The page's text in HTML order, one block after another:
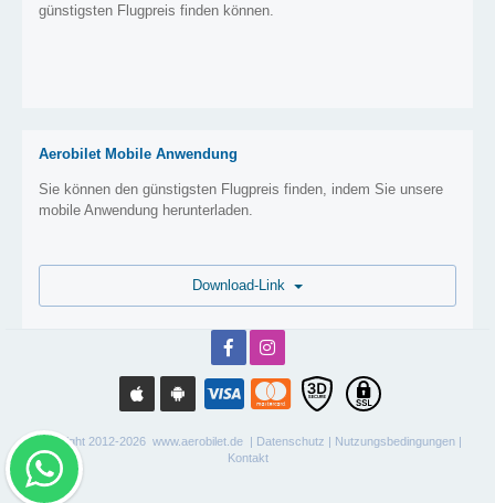
günstigsten Flugpreis finden können.
Aerobilet Mobile Anwendung
Sie können den günstigsten Flugpreis finden, indem Sie unsere
mobile Anwendung herunterladen.
Copyright 2012-2026 www.aerobilet.de | Datenschutz | Nutzungsbedingungen |
Kontakt